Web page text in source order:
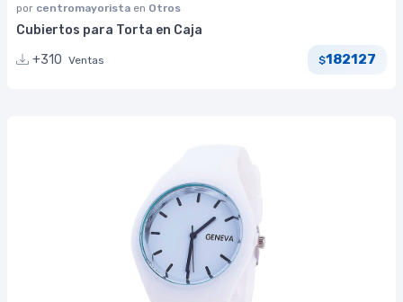
por centromayorista en Otros
Cubiertos para Torta en Caja
+310 Ventas $182127